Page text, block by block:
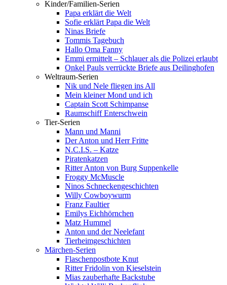
Kinder/Familien-Serien
Papa erklärt die Welt
Sofie erklärt Papa die Welt
Ninas Briefe
Tommis Tagebuch
Hallo Oma Fanny
Emmi ermittelt – Schlauer als die Polizei erlaubt
Onkel Pauls verrückte Briefe aus Deilinghofen
Weltraum-Serien
Nik und Nele fliegen ins All
Mein kleiner Mond und ich
Captain Scott Schimpanse
Raumschiff Enterschwein
Tier-Serien
Mann und Manni
Der Anton und Herr Fritte
N.C.I.S. – Katze
Piratenkatzen
Ritter Anton von Burg Suppenkelle
Froggy McMuscle
Ninos Schneckengeschichten
Willy Cowboywurm
Franz Faultier
Emilys Eichhörnchen
Matz Hummel
Anton und der Neelefant
Tierheimgeschichten
Märchen-Serien
Flaschenpostbote Knut
Ritter Fridolin von Kieselstein
Mias zauberhafte Backstube